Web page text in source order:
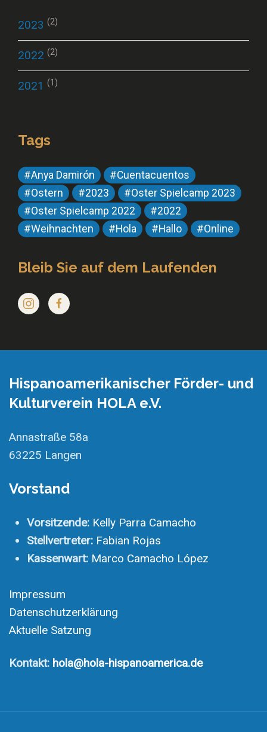
2023 (2)
2022 (2)
2021 (1)
Tags
#Anya Damirón
#Cuentacuentos
#Ostern
#2023
#Oster Spielcamp 2023
#Oster Spielcamp 2022
#2022
#Weihnachten
#Hola #Hallo #Online
Bleib Sie auf dem Laufenden
Hispanoamerikanischer Förder- und
Kulturverein HOLA e.V.
Annastraße 58a
63225 Langen
Vorstand
Vorsitzende: Kelly Parra Camacho
Stellvertreter: Fabian Rojas
Kassenwart: Marco Camacho López
Impressum
Datenschutzerklärung
Aktuelle Satzung
Kontakt: hola@hola-hispanoamerica.de